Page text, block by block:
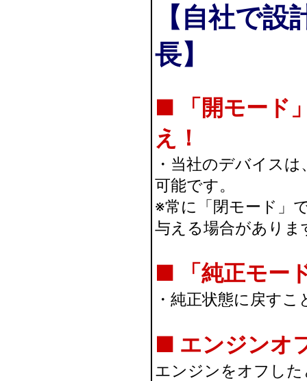
【自社で
長】
■ 「開モード
え！
・当社のデバイス
可能です。
※常に「閉モード」
与える場合があり
■ 「純正モー
・純正状態に戻す
■ エンジンオ
エンジンをオフし